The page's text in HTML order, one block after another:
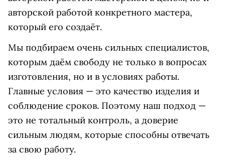
авторской работой конкретного мастера,
который его создаёт.
Мы подбираем очень сильных специалистов,
которым даём свободу не только в вопросах
изготовления, но и в условиях работы.
Главные условия — это качество изделия и
соблюдение сроков. Поэтому наш подход —
это не тотальный контроль, а доверие
сильным людям, которые способны отвечать
за свою работу.